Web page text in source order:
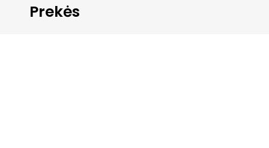
Prekės